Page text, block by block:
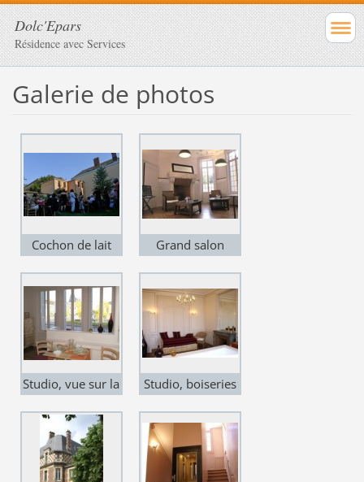
Dolc'Epars
Résidence avec Services
Galerie de photos
Cochon de lait
et leurs familles
Grand salon
Studio, vue sur la
Studio, boiseries